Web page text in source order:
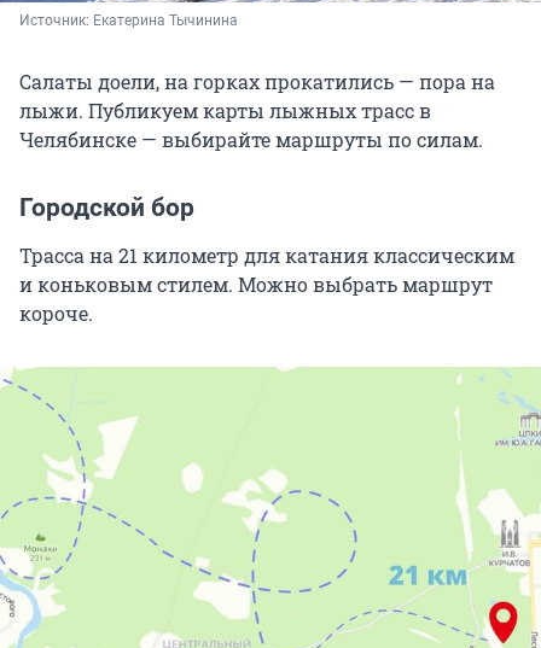
Источник: Екатерина Тычинина
Салаты доели, на горках прокатились — пора на
лыжи. Публикуем карты лыжных трасс в
Челябинске — выбирайте маршруты по силам.
Городской бор
Трасса на 21 километр для катания классическим
и коньковым стилем. Можно выбрать маршрут
короче.